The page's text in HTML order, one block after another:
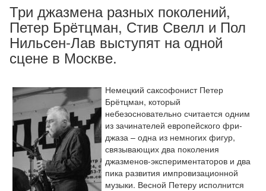
Три джазмена разных поколений,
Петер Брётцман, Стив Свелл и Пол
Нильсен-Лав выступят на одной
сцене в Москве.
Немецкий саксофонист Петер
Брётцман, который
небезосновательно считается одним
из зачинателей европейского фри-
джаза – одна из немногих фигур,
связывающих два поколения
джазменов-экспериментаторов и два
пика развития импровизационной
музыки. Весной Петеру исполнится